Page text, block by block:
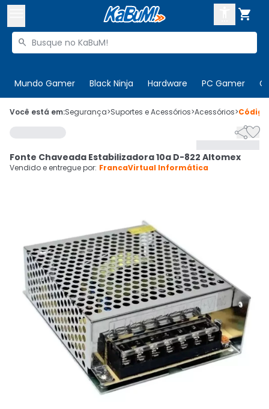

Buscar produtos

Mundo Gamer Black Ninja Hardware PC Gamer
 Olá. Acesse sua conta
 Departamentos
Cupons
CADASTRE-SE
Você está em:Segurança>Suportes e Acessórios>Acessórios>

Fonte Chaveada Estabilizadora 10a D-822 Altomex
Vendido e entregue por: FrancaVirtual Informática